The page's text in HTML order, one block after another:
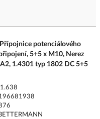
potenciálového
5+5 x M10, Nerez
1.4301 typ 1802 DC 5+5